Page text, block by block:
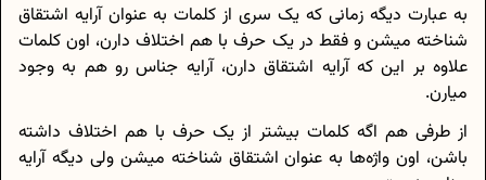
به عبارت دیگه زمانی که یک سری از کلمات به عنوان آرایه اشتقاق
شناخته میشن و فقط در یک حرف با هم اختلاف دارن، اون کلمات
علاوه بر این که آرایه اشتقاق دارن، آرایه جناس رو هم به وجود
میارن.
از طرفی هم اگه کلمات بیشتر از یک حرف با هم اختلاف داشته
باشن، اون واژه‌ها به عنوان اشتقاق شناخته میشن ولی دیگه آرایه